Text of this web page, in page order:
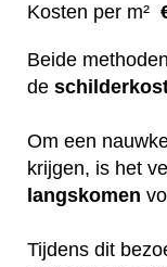
Kosten per m²
Beide
de
Om een
krijgen, is het
langskomen
Tijdens dit